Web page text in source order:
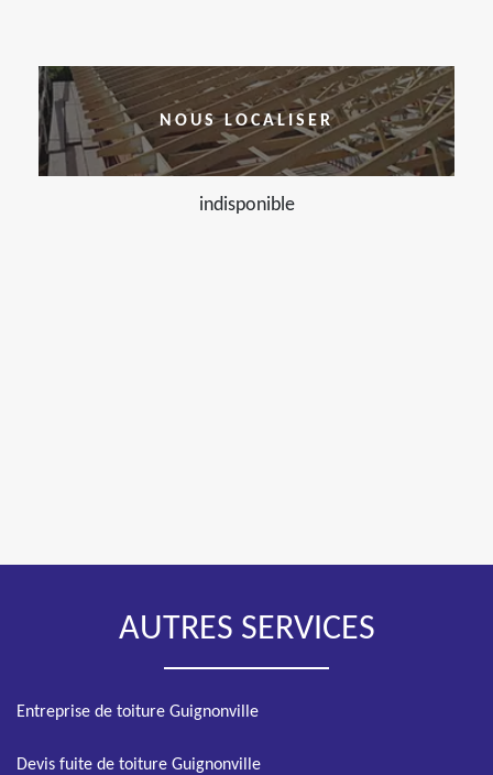
NOUS LOCALISER
indisponible
AUTRES SERVICES
Entreprise de toiture Guignonville
Devis fuite de toiture Guignonville